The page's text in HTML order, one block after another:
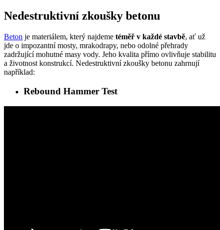
Nedestruktivní zkoušky betonu
Beton je materiálem, který najdeme téměř v každé stavbě, ať už
jde o impozantní mosty, mrakodrapy, nebo odolné přehrady
zadržující mohutné masy vody. Jeho kvalita přímo ovlivňuje stabilitu
a životnost konstrukcí. Nedestruktivní zkoušky betonu zahrnují
například:
Rebound Hammer Test